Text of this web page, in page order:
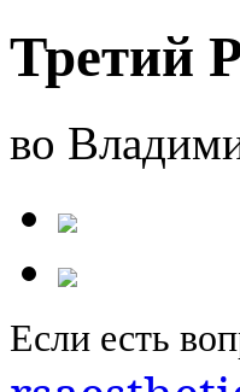
Третий
во
Если есть